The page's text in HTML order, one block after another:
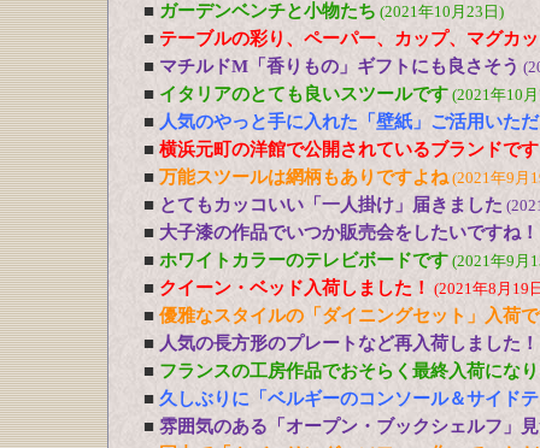
■ ガーデンベンチと小物たち (2021年10月23日)
■ テーブルの彩り、ペーパー、カップ、マグカ
■ マチルドM「香りもの」ギフトにも良さそう
■ イタリアのとても良いスツールです (2021年10
■ 人気のやっと手に入れた「壁紙」ご活用いた
■ 横浜元町の洋館で公開されているブランドで
■ 万能スツールは網柄もありですよね(2021年9月
■ とてもカッコいい「一人掛け」届きました
■ 大子漆の作品でいつか販売会をしたいですね！
■ ホワイトカラーのテレビボードです (2021年9月
■ クイーン・ベッド入荷しました！ (2021年8月19
■ 優雅なスタイルの「ダイニングセット」入荷
■ 人気の長方形のプレートなど再入荷しました！
■ フランスの工房作品でおそらく最終入荷にな
■ 久しぶりに「ベルギーのコンソール＆サイド
■ 雰囲気のある「オープン・ブックシェルフ」